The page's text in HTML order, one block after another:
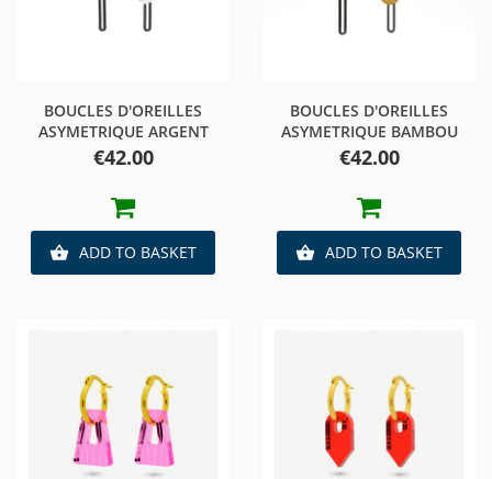
BOUCLES D'OREILLES
ASYMETRIQUE ARGENT
Price
€42.00
 ADD TO BASKET
BOUCLES D'OREILLES
ASYMETRIQUE BAMBOU
Price
€42.00
 ADD TO BASKET